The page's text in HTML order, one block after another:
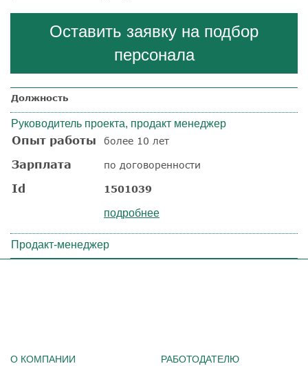
Оставить заявку на подбор
персонала
Должность
Руководитель проекта, продакт менеджер
Опыт работы более 10 лет
Зарплата по договоренности
Id 1501039
подробнее
Продакт-менеджер
О КОМПАНИИ РАБОТОДАТЕЛЮ